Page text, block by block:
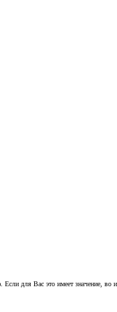
для Вас это имеет значение, во